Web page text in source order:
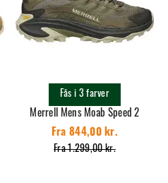
Merrell Mens Moab Speed 2
Fra 1.299,00 kr.
Fra 844,00 kr.
Fås i 3 farver